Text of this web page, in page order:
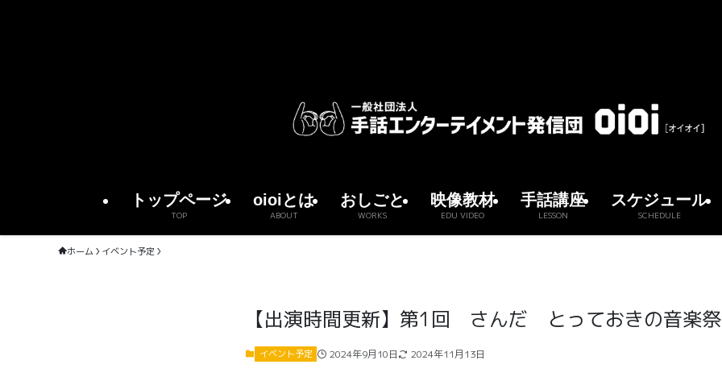
トップページ
TOP
oioiとは
ABOUT
おしごと
WORKS
映像教材
EDU VIDEO
手話講座
LESSON
スケジュール
SCHEDULE
ホーム イベント予定
【出演時間更新】第1回 さんだ とっておきの音楽祭
イベント予定 2024年9月10日 2024年11月13日